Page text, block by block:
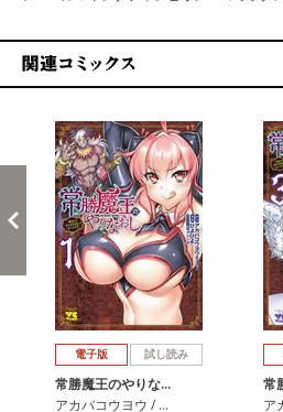
電子版 試し読み
常勝魔王のやりな…
アカバコウヨウ / …
常
ア